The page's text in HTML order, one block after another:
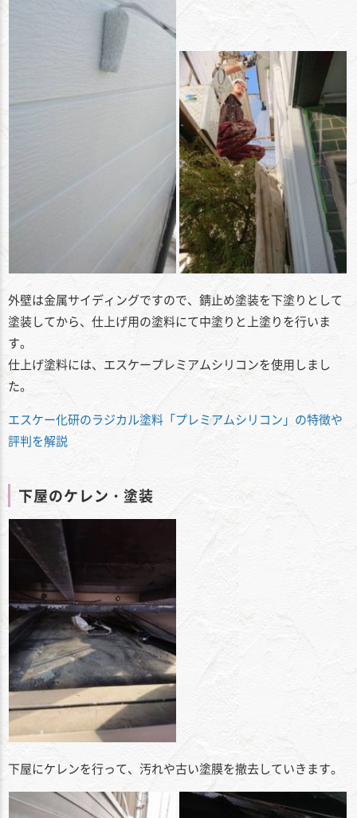
外壁は金属サイディングですので、錆止め塗装を下塗りとして
塗装してから、仕上げ用の塗料にて中塗りと上塗りを行いま
す。
仕上げ塗料には、エスケープレミアムシリコンを使用しまし
た。
エスケー化研のラジカル塗料「プレミアムシリコン」の特徴や
評判を解説
下屋のケレン・塗装
下屋にケレンを行って、汚れや古い塗膜を撤去していきます。